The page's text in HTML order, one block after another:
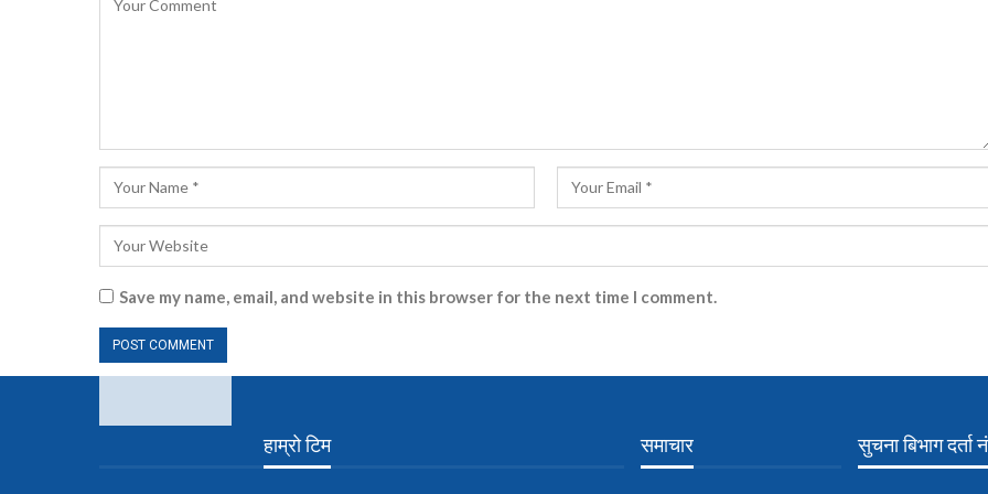
Save my name, email, and website in this browser for the next time I comment.
हाम्रो टिम समाचार सुचना बिभाग दर्ता